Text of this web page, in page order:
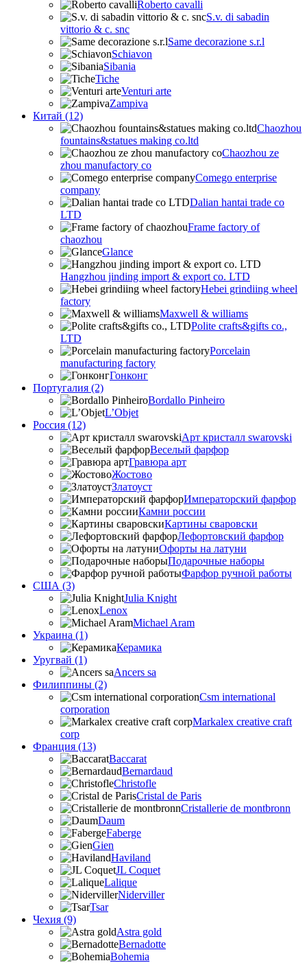
Roberto cavalli
S.v. di sabadin
vittorio & c. snc
Same decorazione s.r.l
Schiavon
Sibania
Tiche
Venturi arte
Zampiva
Китай (12)
Chaozhou
fountains&statues making co.ltd
Chaozhou ze
zhou manufactory co
Comego enterprise
company
Dalian hantai trade co
LTD
Frame factory of
chaozhou
Glance
Hangzhou jinding import & export co. LTD
Hebei grindiing wheel
factory
Maxwell & williams
Polite crafts&gifts co.,
LTD
Porcelain
manufacturing factory
Гонконг
Португалия (2)
Bordallo Pinheiro
L’Objet
Россия (12)
Арт кристалл swarovski
Веселый фарфор
Гравюра арт
Жостово
Златоуст
Императорский фарфор
Камни россии
Картины сваровски
Лефортовский фарфор
Офорты на латуни
Подарочные наборы
Фарфор ручной работы
США (3)
Julia Knight
Lenox
Michael Aram
Украина (1)
Керамика
Уругвай (1)
Ancers sa
Филиппины (2)
Csm international
corporation
Markalex creative craft
corp
Франция (13)
Baccarat
Bernardaud
Christofle
Cristal de Paris
Cristallerie de montbronn
Daum
Faberge
Gien
Haviland
JL Coquet
Lalique
Niderviller
Tsar
Чехия (9)
Astra gold
Bernadotte
Bohemia